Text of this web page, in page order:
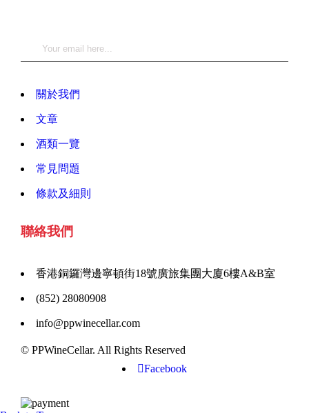
關於我們
文章
酒類一覽
常見問題
條款及細則
聯絡我們
香港銅鑼灣邊寧頓街18號廣旅集團大廈6樓A&B室
(852) 28080908
info@ppwinecellar.com
© PPWineCellar. All Rights Reserved
Facebook